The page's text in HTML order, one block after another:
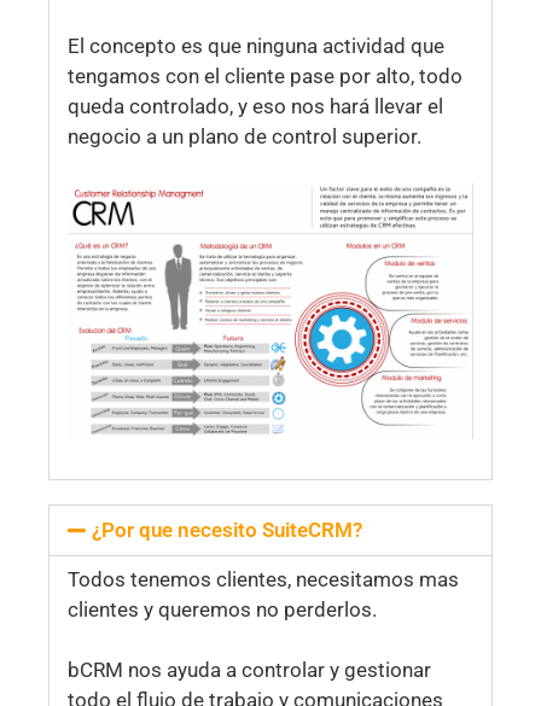
El concepto es que ninguna actividad que
tengamos con el cliente pase por alto, todo
queda controlado, y eso nos hará llevar el
negocio a un plano de control superior.
¿Por que necesito SuiteCRM?
Todos tenemos clientes, necesitamos mas
clientes y queremos no perderlos.
bCRM nos ayuda a controlar y gestionar
todo el flujo de trabajo y comunicaciones